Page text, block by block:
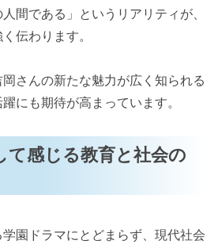
間である」というリアリティが、
伝わります。
さんの新たな魅力が広く知られる
にも期待が高まっています。
て感じる教育と社会の
学園ドラマにとどまらず、現代社会